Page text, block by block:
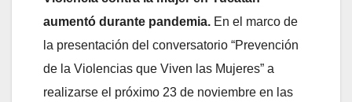
aumentó durante pandemia. En el marco de
la presentación del conversatorio “Prevención
de la Violencias que Viven las Mujeres” a
realizarse el próximo 23 de noviembre en las